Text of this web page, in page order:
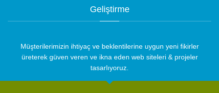
Geliştirme
Müşterilerimizin ihtiyaç ve beklentilerine uygun yeni fikirler
üreterek güven veren ve ikna eden web siteleri & projeler
tasarlıyoruz.